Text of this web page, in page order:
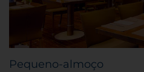
Pequeno-almoço